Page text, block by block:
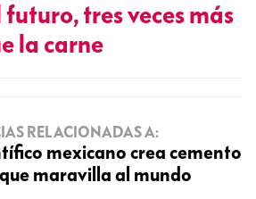
tres veces más
la carne
RELACIONADAS A:
mexicano crea cemento
maravilla al mundo